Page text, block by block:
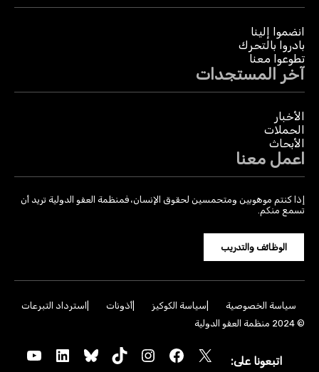
انضموا إلينا
بادروا بالتحرك
تطوعوا معنا
آخر المستجدات
الأخبار
الحملات
الأبحاث
اعمل معنا
إذا كنتم موهوبين ومتحمسين لحقوق الإنسان، فمنظمة العفو الدولية تريد أن
تسمع منكم.
الوظائف والتدريب
سياسة الخصوصية سياسة الكوكيز أذونات
استرداد التبرعات
© 2024 منظمة العفو الدولية
اتبعونا على: X
Facebook
Instagram
TikTok
Bluesky
LinkedIn
YouTube